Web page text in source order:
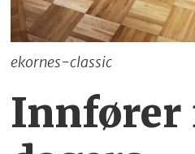
ekornes-classic
Innfører